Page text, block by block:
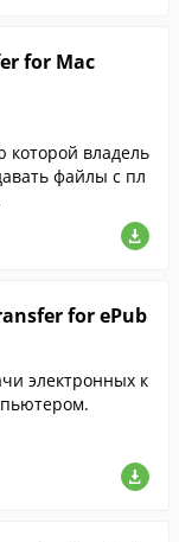
for Mac
владель
файлы с пл
for ePub
электронных к